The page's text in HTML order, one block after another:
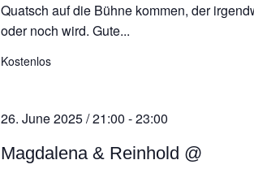
Quatsch auf die Bühne kommen, der
oder noch wird. Gute...
Kostenlos
Magdalena & Reinhold @
26. June 2025 / 21:00 -23:00